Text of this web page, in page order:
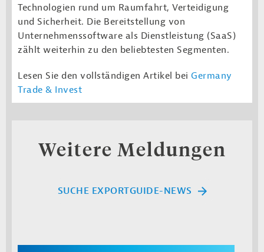
Technologien rund um Raumfahrt, Verteidigung
und Sicherheit. Die Bereitstellung von
Unternehmenssoftware als Dienstleistung (SaaS)
zählt weiterhin zu den beliebtesten Segmenten.
Lesen Sie den vollständigen Artikel bei Germany
Trade & Invest
Weitere Meldungen
SUCHE EXPORTGUIDE-NEWS